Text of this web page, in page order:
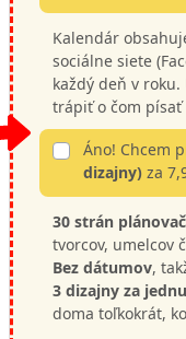
Kalendár
sociálne siete
každý deň v
trápiť o čom písať
Áno! Chcem
dizajny) za
30 strán
tvorcov, umelcov
Bez dátumov,
3 dizajny za
doma toľkokrát,